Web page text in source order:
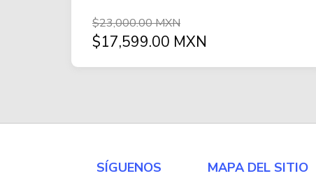
$23,000.00 MXN
$17,599.00 MXN
SÍGUENOS MAPA DEL SITIO